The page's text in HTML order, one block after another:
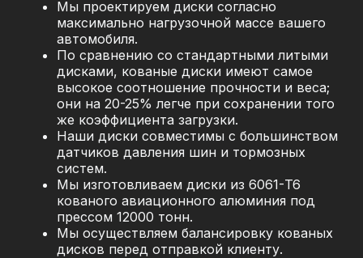
Мы проектируем диски согласно
максимально нагрузочной массе вашего
автомобиля.
По сравнению со стандартными литыми
дисками, кованые диски имеют самое
высокое соотношение прочности и веса;
они на 20-25% легче при сохранении того
же коэффициента загрузки.
Наши диски совместимы с большинством
датчиков давления шин и тормозных
систем.
Мы изготовливаем диски из 6061-T6
кованого авиационного алюминия под
прессом 12000 тонн.
Мы осуществляем балансировку кованых
дисков перед отправкой клиенту.